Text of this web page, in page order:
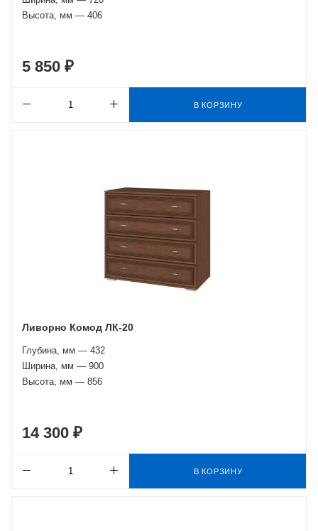
Высота, мм — 406
5 850 ₽
В КОРЗИНУ
Ливорно Комод ЛК-20
Глубина, мм — 432
Ширина, мм — 900
Высота, мм — 856
14 300 ₽
В КОРЗИНУ